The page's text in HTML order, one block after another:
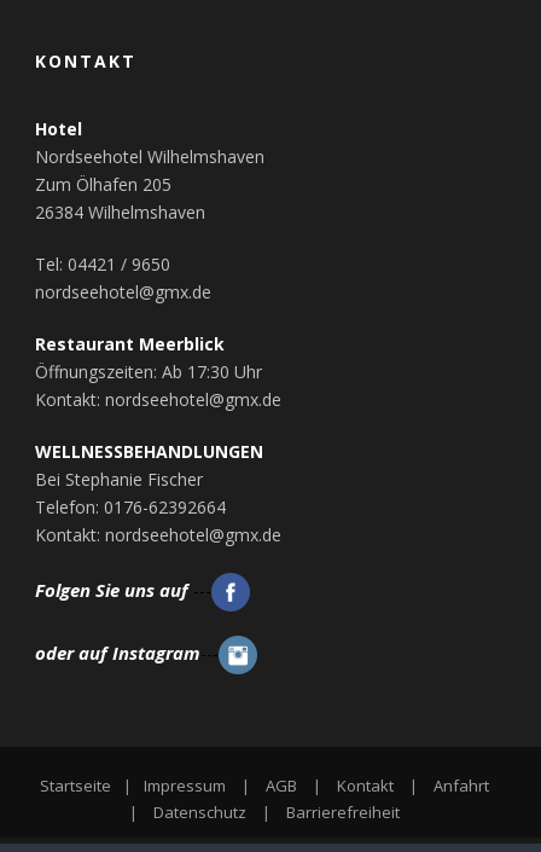
KONTAKT
Hotel
Nordseehotel Wilhelmshaven
Zum Ölhafen 205
26384 Wilhelmshaven
Tel: 04421 / 9650
nordseehotel@gmx.de
Restaurant Meerblick
Öffnungszeiten: Ab 17:30 Uhr
Kontakt: nordseehotel@gmx.de
WELLNESSBEHANDLUNGEN
Bei Stephanie Fischer
Telefon: 0176-62392664
Kontakt: nordseehotel@gmx.de
Folgen Sie uns auf ---
oder auf Instagram---
Startseite | Impressum | AGB | Kontakt |
Anfahrt
|
Datenschutz | Barrierefreiheit